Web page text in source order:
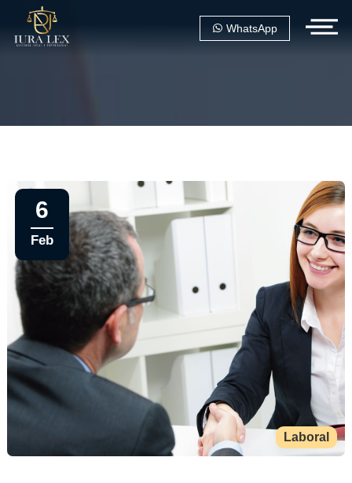
WhatsApp
Laboral
6
Feb